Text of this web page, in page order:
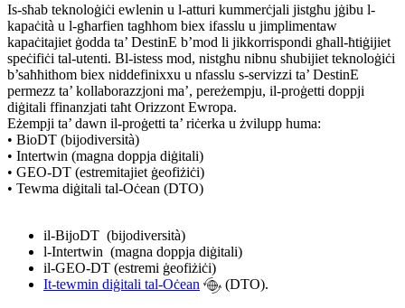
Is-sħab teknoloġiċi ewlenin u l-atturi kummerċjali jistgħu jġibu l-
kapaċità u l-għarfien tagħhom biex ifasslu u jimplimentaw
kapaċitajiet ġodda ta’ DestinE b’mod li jikkorrispondi għall-ħtiġijiet
speċifiċi tal-utenti. Bl-istess mod, nistgħu nibnu sħubijiet teknoloġiċi
b’saħħithom biex niddefinixxu u nfasslu s-servizzi ta’ DestinE
permezz ta’ kollaborazzjoni ma’, pereżempju, il-proġetti doppji
diġitali ffinanzjati taħt Orizzont Ewropa.
Eżempji ta’ dawn il-proġetti ta’ riċerka u żvilupp huma:
• BioDT (bijodiversità)
• Intertwin (magna doppja diġitali)
• GEO-DT (estremitajiet ġeofiżiċi)
• Tewma diġitali tal-Oċean (DTO)
il-BijoDT (bijodiversità)
l-Intertwin (magna doppja diġitali)
il-GEO-DT (estremi ġeofiżiċi)
It-tewmin diġitali tal-Oċean
(DTO).